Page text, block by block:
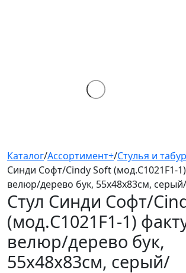
Каталог/Ассортимент+/Стулья и
Синди Софт/Cindy Soft (мод.C1021F1-
велюр/дерево бук, 55х48х83см,
Стул Синди Софт/
(мод.C1021F1-1)
велюр/дерево бук,
55х48х83см, серый/